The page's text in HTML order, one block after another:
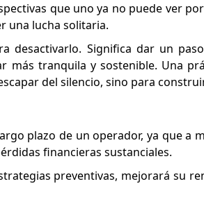
que uno ya no puede ver
una lucha solitaria.
desactivarlo. Significa dar un
tranquila y sostenible. Una
del silencio, sino para
plazo de un operador, ya que a
financieras sustanciales.
preventivas, mejorará su